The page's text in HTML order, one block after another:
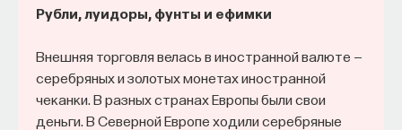
Рубли, луидоры, фунты и ефимки
Внешняя торговля велась в иностранной валюте —
серебряных и золотых монетах иностранной
чеканки. В разных странах Европы были свои
деньги. В Северной Европе ходили серебряные